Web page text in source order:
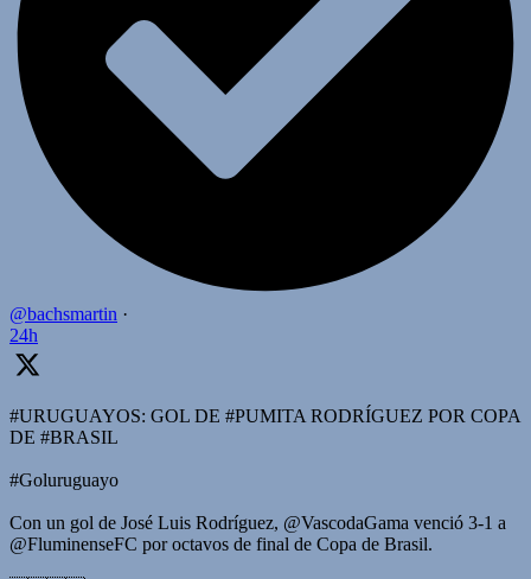
@bachsmartin ·
24h
#URUGUAYOS: GOL DE #PUMITA RODRÍGUEZ POR COPA
DE #BRASIL
#Goluruguayo
Con un gol de José Luis Rodríguez, @VascodaGama venció 3-1 a
@FluminenseFC por octavos de final de Copa de Brasil.